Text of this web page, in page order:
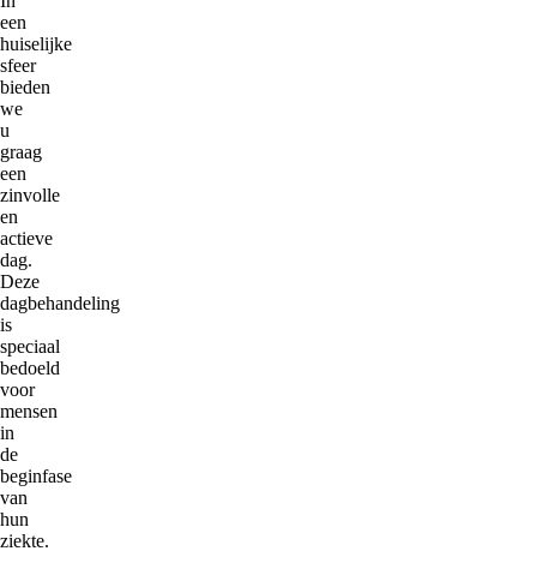
een
huiselijke
sfeer
bieden
we
u
graag
een
zinvolle
en
actieve
dag.
Deze
dagbehandeling
is
speciaal
bedoeld
voor
mensen
in
de
beginfase
van
hun
ziekte.